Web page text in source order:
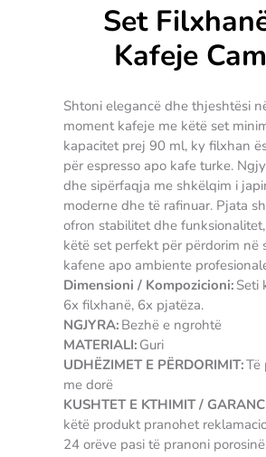
Set
Kafeje
Shtoni elegancë dhe thjeshtësi
moment kafeje me këtë set
kapacitet prej 90 ml, ky filxhan
për espresso apo kafe turke.
dhe sipërfaqja me shkëlqim i
moderne dhe të rafinuar. Pjata
ofron stabilitet dhe
këtë set perfekt për përdorim në
kafene apo ambiente
Dimensioni / Kompozicioni: Seti
6x filxhanë, 6x pjatëza.
NGJYRA: Bezhë e ngrohtë
MATERIALI: Guri
UDHËZIMET E PËRDORIMIT:Të
me dorë
KUSHTET E KTHIMIT /
këtë produkt pranohet
24 orëve pasi të pranoni